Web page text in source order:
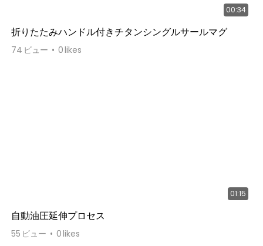
00:34
折りたたみハンドル付きチタンシングルサールマグ
74 ビュー 0likes
01:15
自動油圧延伸プロセス
55 ビュー 0likes